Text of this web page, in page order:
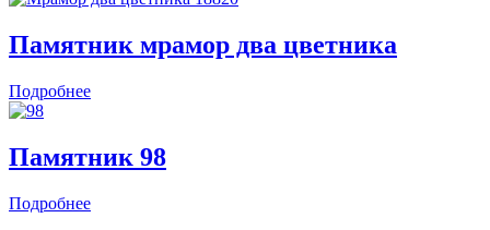
Памятник мрамор два цветника
Подробнее
Памятник 98
Подробнее